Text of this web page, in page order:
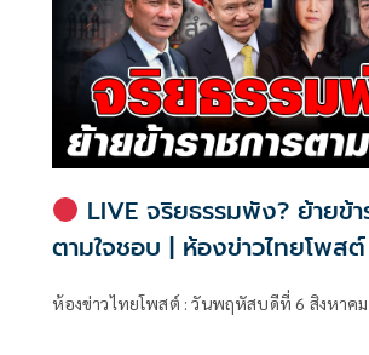
LIVE จริยธรรมพัง? ย้ายข้า
ตามใจชอบ | ห้องข่าวไทยโพสต์
ห้องข่าวไทยโพสต์ : วันพฤหัสบดีที่ 6 สิงหาค